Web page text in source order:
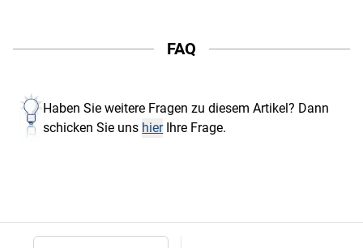
FAQ
Haben Sie weitere Fragen zu diesem Artikel? Dann
schicken Sie uns hierIhre Frage.